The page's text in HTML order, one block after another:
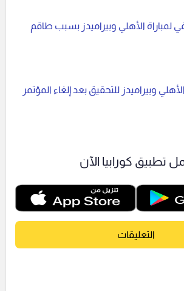
لمباراة الأهلي وبيراميدز بسبب طاقم
وبيراميدز للتحقيق بعد إلغاء المؤتمر
تطبيق كورابيا الآن
التعليقات